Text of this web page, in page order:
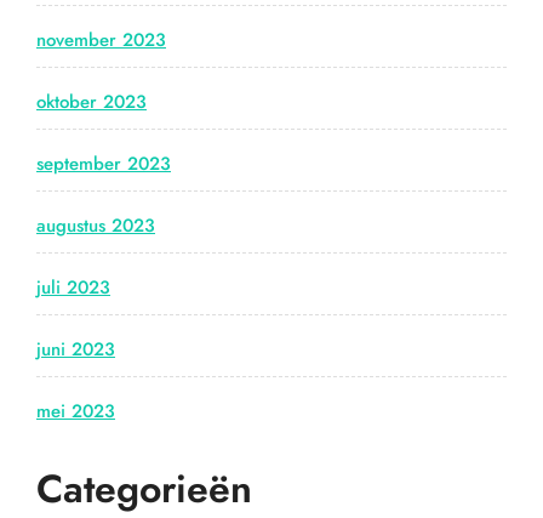
november 2023
oktober 2023
september 2023
augustus 2023
juli 2023
juni 2023
mei 2023
Categorieën